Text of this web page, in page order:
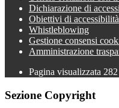
Dichiarazione di
Obiettivi di accessibilità
Whistleblowing
Gestione consensi
Amministrazione
Pagina visualizzata 282
Sezione Copyright